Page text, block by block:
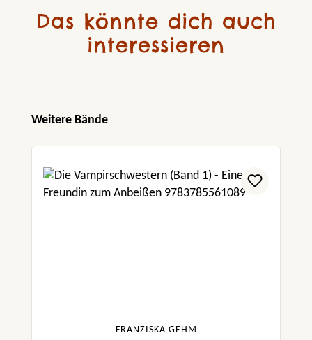
Jugendschriftenkommission
Das könnte dich auch
interessieren
Produktgalerie überspringen
Weitere Bände
FRANZISKA GEHM